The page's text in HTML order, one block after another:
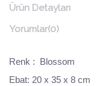
Ürün Detayları
Yorumlar(0)
Renk : Blossom
Ebat: 20 x 35 x 8 cm